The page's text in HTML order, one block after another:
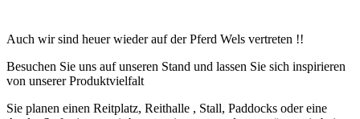
Auch wir sind heuer wieder auf der Pferd Wels vertreten !!
Besuchen Sie uns auf unseren Stand und lassen Sie sich inspirieren
von unserer Produktvielfalt
Sie planen einen Reitplatz, Reithalle , Stall, Paddocks oder eine